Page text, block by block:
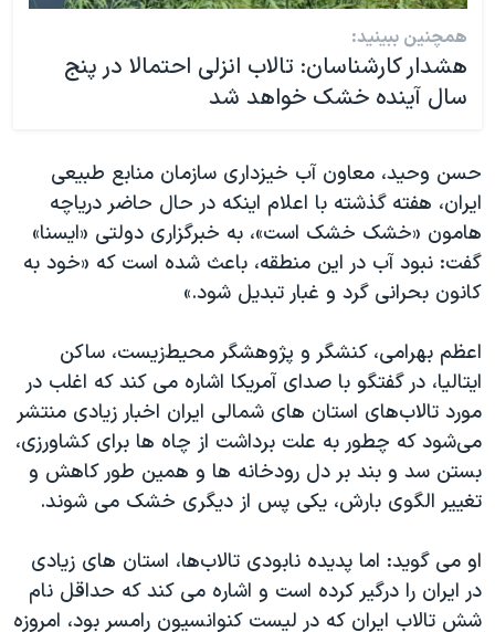
همچنین ببینید:
هشدار کارشناسان: تالاب انزلی احتمالا در پنج
سال آینده خشک خواهد شد
حسن وحید، معاون آب خیزداری سازمان منابع طبیعی
ایران، هفته گذشته با اعلام اینکه در حال حاضر دریاچه
هامون «خشک خشک است»، به خبرگزاری دولتی «ایسنا»
گفت: نبود آب در این منطقه، باعث شده است که «خود به
کانون بحرانی گرد و غبار تبدیل شود.»
اعظم بهرامی، کنشگر و پژوهشگر محیط‌زیست، ساکن
ایتالیا، در گفتگو با صدای آمریکا اشاره می کند که اغلب در
مورد تالاب‌های استان های شمالی ایران اخبار زیادی منتشر
می‌شود که چطور به علت برداشت از چاه ها برای کشاورزی،
بستن سد و بند بر دل رودخانه ها و همین طور کاهش و
تغییر الگوی بارش، یکی پس از دیگری خشک می شوند.
او می گوید: اما پدیده نابودی تالاب‌ها، استان های زیادی
در ایران را درگیر کرده است و اشاره می کند که حداقل نام
شش تالاب ایران که در لیست کنوانسیون رامسر بود، امروزه